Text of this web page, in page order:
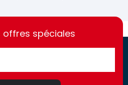
offres spéciales